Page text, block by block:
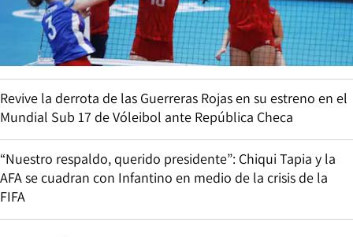
Revive la derrota de las Guerreras Rojas en su estreno en el
Mundial Sub 17 de Vóleibol ante República Checa
“Nuestro respaldo, querido presidente”: Chiqui Tapia y la
AFA se cuadran con Infantino en medio de la crisis de la
FIFA